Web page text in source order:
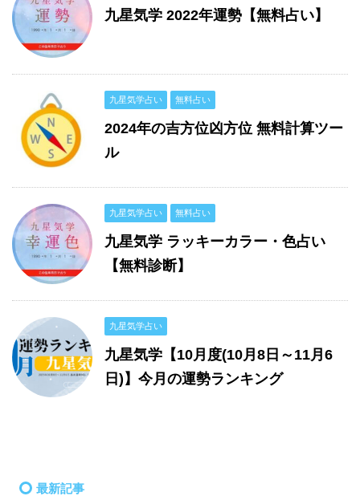
九星気学 2022年運勢【無料占い】
九星気学占い 無料占い
2024年の吉方位凶方位 無料計算ツー
ル
九星気学占い 無料占い
九星気学 ラッキーカラー・色占い
【無料診断】
九星気学占い
九星気学【10月度(10月8日～11月6
日)】今月の運勢ランキング
最新記事